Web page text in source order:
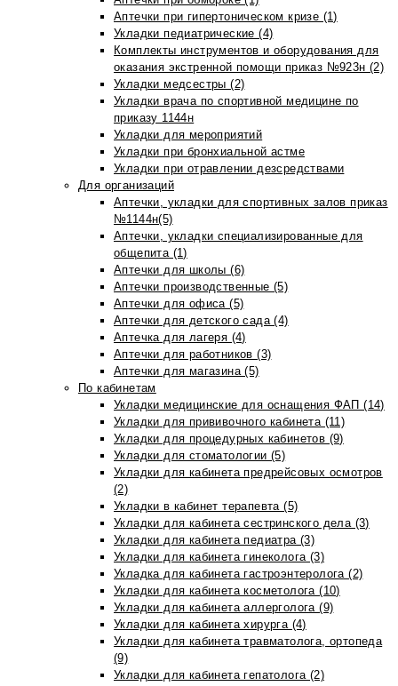
Аптечки при гипертоническом кризе (1)
Укладки педиатрические (4)
Комплекты инструментов и оборудования для
оказания экстренной помощи приказ №923н (2)
Укладки медсестры (2)
Укладки врача по спортивной медицине по
приказу 1144н
Укладки для мероприятий
Укладки при бронхиальной астме
Укладки при отравлении дезсредствами
Для организаций
Аптечки, укладки для спортивных залов приказ
№1144н(5)
Аптечки, укладки специализированные для
общепита (1)
Аптечки для школы (6)
Аптечки производственные (5)
Аптечки для офиса (5)
Аптечки для детского сада (4)
Аптечка для лагеря (4)
Аптечки для работников (3)
Аптечки для магазина (5)
По кабинетам
Укладки медицинские для оснащения ФАП (14)
Укладки для прививочного кабинета (11)
Укладки для процедурных кабинетов (9)
Укладки для стоматологии (5)
Укладки для кабинета предрейсовых осмотров
(2)
Укладки в кабинет терапевта (5)
Укладки для кабинета сестринского дела (3)
Укладки для кабинета педиатра (3)
Укладки для кабинета гинеколога (3)
Укладка для кабинета гастроэнтеролога (2)
Укладки для кабинета косметолога (10)
Укладки для кабинета аллерголога (9)
Укладки для кабинета хирурга (4)
Укладки для кабинета травматолога, ортопеда
(9)
Укладки для кабинета гепатолога (2)